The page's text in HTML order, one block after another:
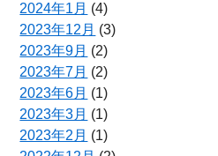
2024年1月 (4)
2023年12月 (3)
2023年9月 (2)
2023年7月 (2)
2023年6月 (1)
2023年3月 (1)
2023年2月 (1)